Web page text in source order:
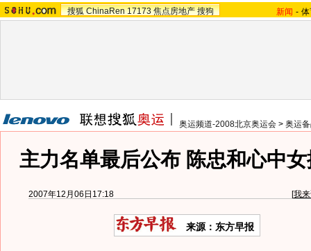
搜狐 ChinaRen 17173 焦点房地产 搜狗 新闻 -
奥运频道-2008北京奥运会 > 奥运
主力名单最后公布 陈忠和心中
2007年12月06日17:18 [我
来源：东方早报